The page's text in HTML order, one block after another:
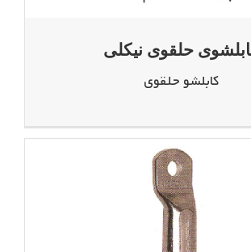
حلقوی نیکلی
کابلشو حلقوی